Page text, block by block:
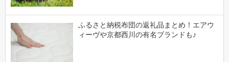
ふるさと納税布団の返礼品まとめ！エアウ
ィーヴや京都西川の有名ブランドも♪